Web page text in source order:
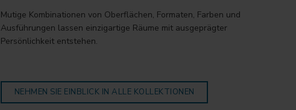
Mutige Kombinationen von Oberflächen, Formaten, Farben und
Ausführungen lassen einzigartige Räume mit ausgeprägter
Persönlichkeit entstehen.
NEHMEN SIE EINBLICK IN ALLE KOLLEKTIONEN